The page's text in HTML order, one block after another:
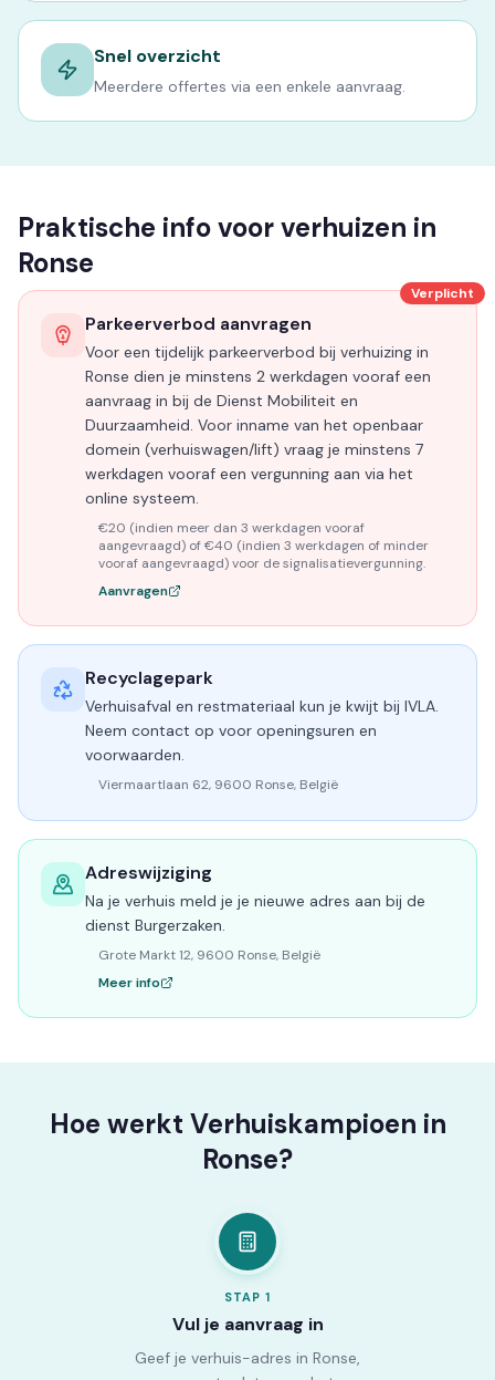
Snel overzicht
Meerdere offertes via een enkele aanvraag.
Praktische info voor verhuizen in
Ronse
Verplicht
Parkeerverbod aanvragen
Voor een tijdelijk parkeerverbod bij verhuizing in
Ronse dien je minstens 2 werkdagen vooraf een
aanvraag in bij de Dienst Mobiliteit en
Duurzaamheid. Voor inname van het openbaar
domein (verhuiswagen/lift) vraag je minstens 7
werkdagen vooraf een vergunning aan via het
online systeem.
€20 (indien meer dan 3 werkdagen vooraf
aangevraagd) of €40 (indien 3 werkdagen of minder
vooraf aangevraagd) voor de signalisatievergunning.
Aanvragen
Recyclagepark
Verhuisafval en restmateriaal kun je kwijt bij IVLA.
Neem contact op voor openingsuren en
voorwaarden.
Viermaartlaan 62, 9600 Ronse, België
Adreswijziging
Na je verhuis meld je je nieuwe adres aan bij de
dienst Burgerzaken.
Grote Markt 12, 9600 Ronse, België
Meer info
Hoe werkt Verhuiskampioen in
Ronse?
STAP1
Vul je aanvraag in
Geef je verhuis-adres in Ronse,